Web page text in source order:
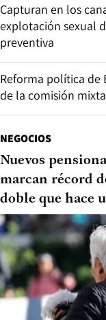
Capturan en los
explotación sexual
preventiva
Reforma política de
de la comisión
NEGOCIOS
Nuevos
marcan récord
doble que hace